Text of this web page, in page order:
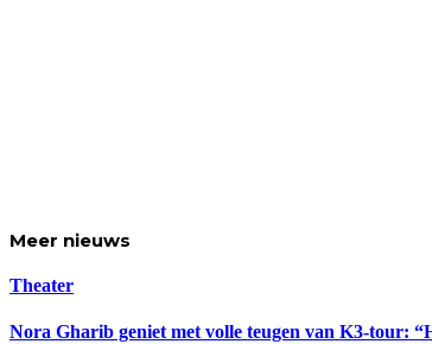
Meer nieuws
Theater
Nora Gharib geniet met volle teugen van K3-tour: